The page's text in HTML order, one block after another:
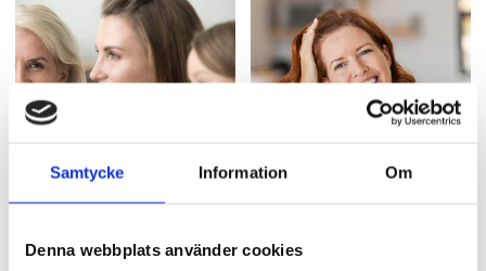
Samtycke Information Om
Denna webbplats använder cookies
och alger. Så finns det bra och
dåliga fetter?
Kvinnor går igenom olika